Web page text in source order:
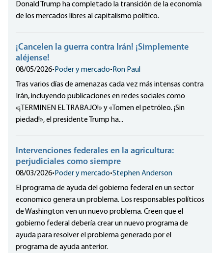
Donald Trump ha completado la transición de la economía
de los mercados libres al capitalismo político.
¡Cancelen la guerra contra Irán! ¡Simplemente
aléjense!
08/05/2026• Poder y mercado• Ron Paul
Tras varios días de amenazas cada vez más intensas contra
Irán, incluyendo publicaciones en redes sociales como
«¡TERMINEN EL TRABAJO!» y «Tomen el petróleo. ¡Sin
piedad!», el presidente Trump ha...
Intervenciones federales en la agricultura:
perjudiciales como siempre
08/03/2026• Poder y mercado•Stephen Anderson
El programa de ayuda del gobierno federal en un sector
economico genera un problema. Los responsables políticos
de Washington ven un nuevo problema. Creen que el
gobierno federal debería crear un nuevo programa de
ayuda para resolver el problema generado por el
programa de ayuda anterior.